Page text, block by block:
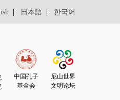
| 日本語 | 한국어
中国孔子
基金会
尼山世界
文明论坛